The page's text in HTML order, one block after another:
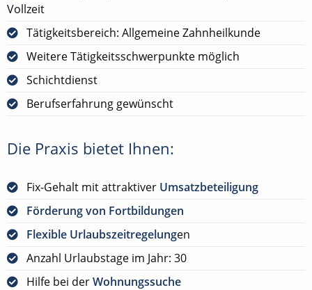
Vollzeit
Tätigkeitsbereich: Allgemeine Zahnheilkunde
Weitere Tätigkeitsschwerpunkte möglich
Schichtdienst
Berufserfahrung gewünscht
Die Praxis bietet Ihnen:
Fix-Gehalt mit attraktiver Umsatzbeteiligung
Förderung von Fortbildungen
Flexible Urlaubszeitregelungen
Anzahl Urlaubstage im Jahr: 30
Hilfe bei derWohnungssuche